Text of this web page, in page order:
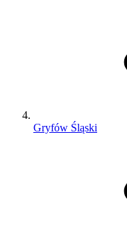
Gryfów Śląski